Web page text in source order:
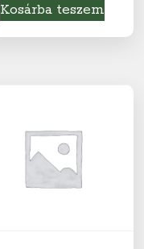
Kosárba teszem